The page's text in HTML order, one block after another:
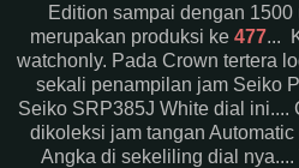
Edition sampai dengan
merupakan produksi ke 477...
watchonly. Pada Crown tertera
sekali penampilan jam Seiko
Seiko SRP385J White dial ini....
dikoleksi jam tangan
Angka di sekeliling dial